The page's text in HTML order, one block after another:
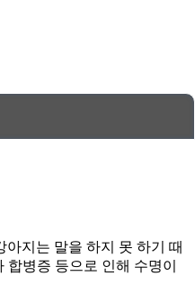
지는 말을 하지 못 하기 때
병증 등으로 인해 수명이